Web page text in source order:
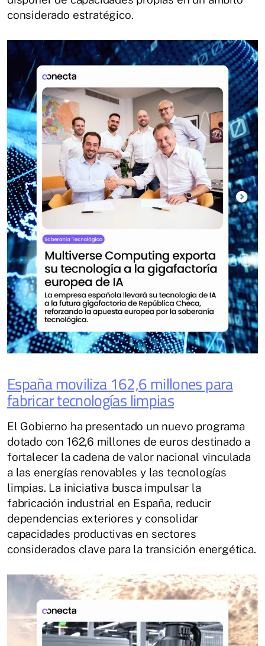
considerado estratégico.
España moviliza 162,6 millones para
fabricar tecnologías limpias
El Gobierno ha presentado un nuevo programa
dotado con 162,6 millones de euros destinado a
fortalecer la cadena de valor nacional vinculada
a las energías renovables y las tecnologías
limpias. La iniciativa busca impulsar la
fabricación industrial en España, reducir
dependencias exteriores y consolidar
capacidades productivas en sectores
considerados clave para la transición energética.